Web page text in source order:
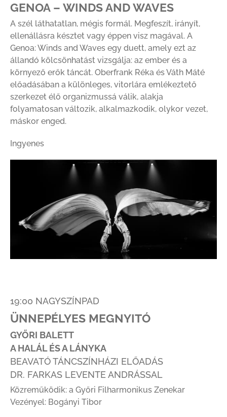
GENOA – WINDS AND WAVES
A szél láthatatlan, mégis formál. Megfeszít, irányít,
ellenállásra késztet vagy éppen visz magával. A
Genoa: Winds and Waves egy duett, amely ezt az
állandó kölcsönhatást vizsgálja: az ember és a
környező erők táncát. Oberfrank Réka és Váth Máté
előadásában a különleges, vitorlára emlékeztető
szerkezet élő organizmussá válik, alakja
folyamatosan változik, alkalmazkodik, olykor vezet,
máskor enged.
Ingyenes
19:00 NAGYSZÍNPAD
ÜNNEPÉLYES MEGNYITÓ
GYŐRI BALETT
A HALÁL ÉS A LÁNYKA
BEAVATÓ TÁNCSZÍNHÁZI ELŐADÁS
DR. FARKAS LEVENTE ANDRÁSSAL
Közreműködik: a Győri Filharmonikus Zenekar
Vezényel: Bogányi Tibor